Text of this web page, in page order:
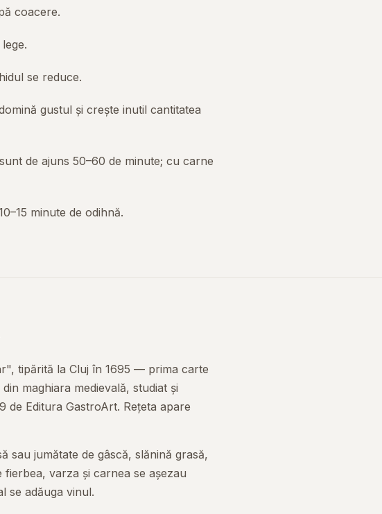
coacere.
se reduce.
gustul și crește inutil cantitatea
de ajuns 50–60 de minute; cu carne
minute de odihnă.
tipărită la Cluj în 1695 — prima carte
maghiara medievală, studiat și
de Editura GastroArt. Rețeta apare
sau jumătate de gâscă, slănină grasă,
varza și carnea se așezau
se adăuga vinul.